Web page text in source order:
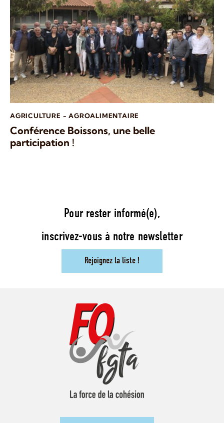
AGRICULTURE - AGROALIMENTAIRE
Conférence Boissons, une belle
participation !
Pour rester informé(e),
inscrivez-vous à notre newsletter
Rejoignez la liste !